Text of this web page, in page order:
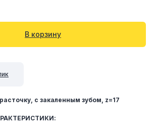
В корзину
c закаленным зубом, z=17